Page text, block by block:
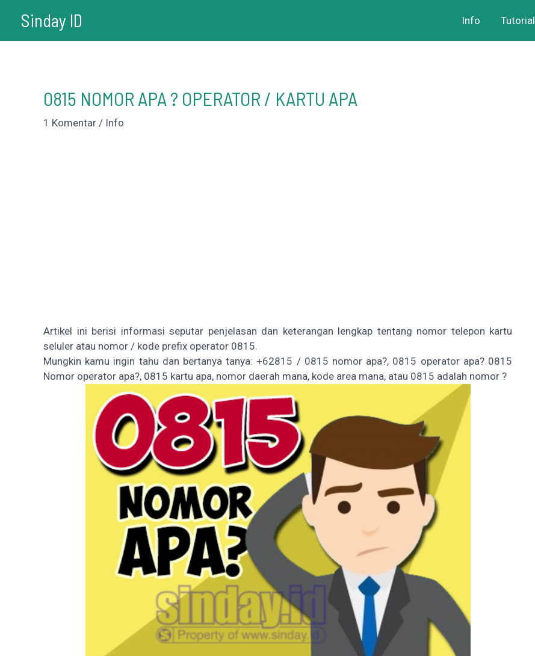
Sinday ID Info Tutorial
0815 NOMOR APA ? OPERATOR / KARTU APA
1 Komentar / Info
Artikel ini berisi informasi seputar penjelasan dan keterangan lengkap tentang nomor telepon kartu
seluler atau nomor / kode prefix operator 0815.
Mungkin kamu ingin tahu dan bertanya tanya: +62815 / 0815 nomor apa?, 0815 operator apa? 0815
Nomor operator apa?, 0815 kartu apa, nomor daerah mana, kode area mana, atau 0815 adalah nomor ?